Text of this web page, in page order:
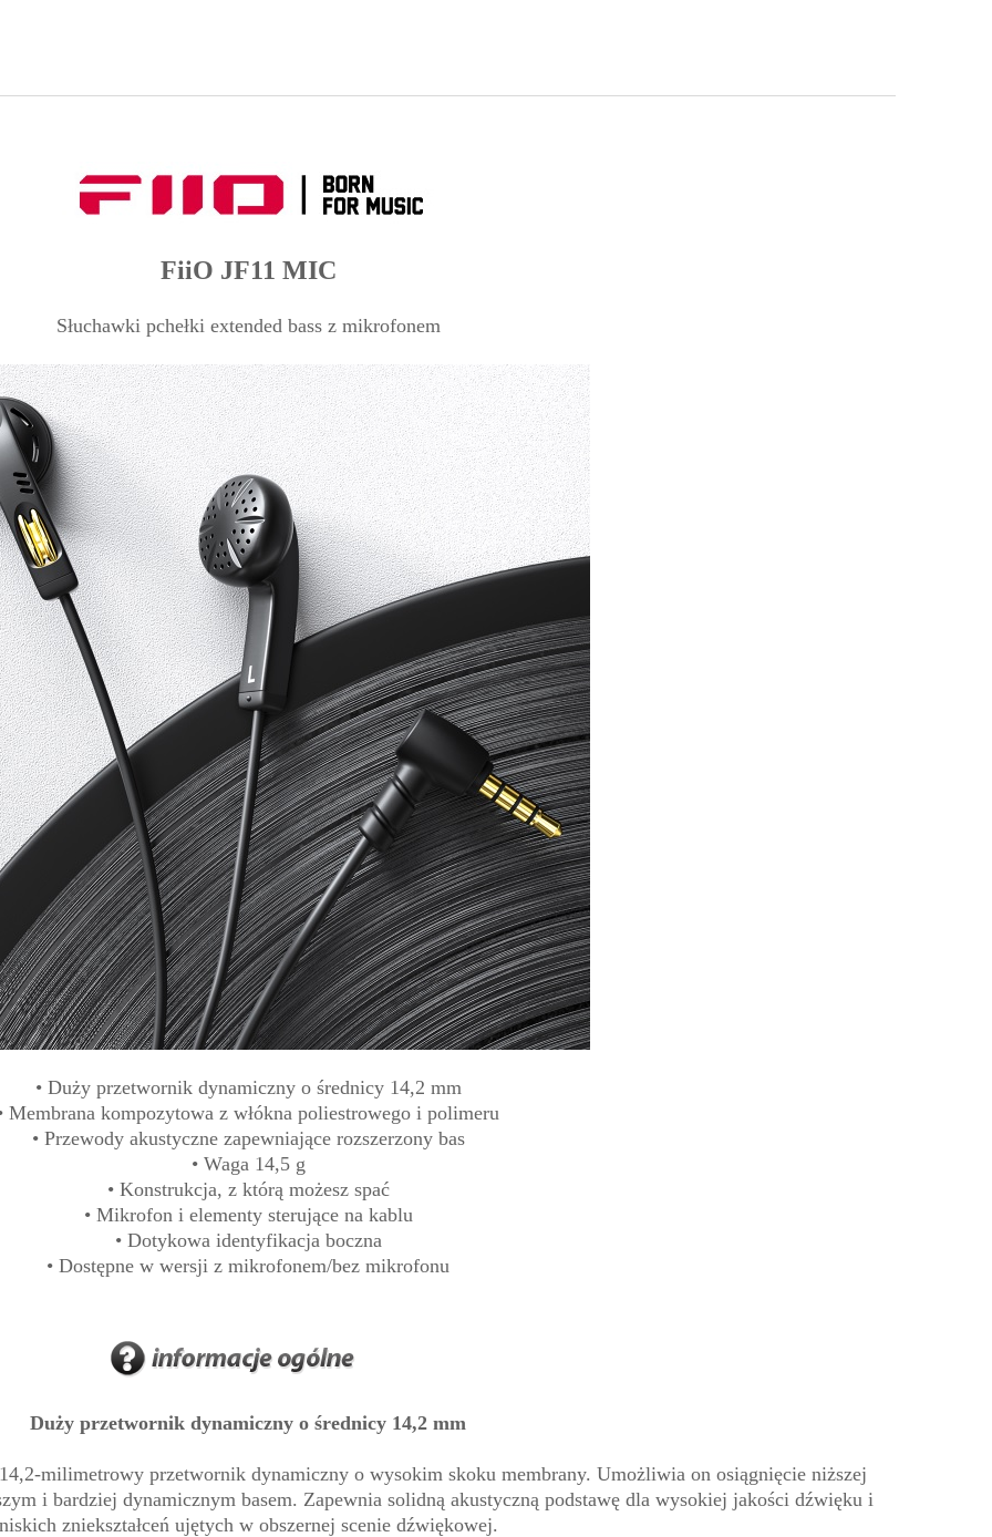
FiiO JF11 MIC
Słuchawki pchełki extended bass z mikrofonem
• Duży przetwornik dynamiczny o średnicy 14,2 mm
Membrana kompozytowa z włókna poliestrowego i polimeru
• Przewody akustyczne zapewniające rozszerzony bas
• Waga 14,5 g
• Konstrukcja, z którą możesz spać
• Mikrofon i elementy sterujące na kablu
• Dotykowa identyfikacja boczna
• Dostępne w wersji z mikrofonem/bez mikrofonu
Duży przetwornik dynamiczny o średnicy 14,2 mm
milimetrowy przetwornik dynamiczny o wysokim skoku membrany. Umożliwia on osiągnięcie niższej
i bardziej dynamicznym basem. Zapewnia solidną akustyczną podstawę dla wysokiej jakości dźwięku i
zniekształceń ujętych w obszernej scenie dźwiękowej.